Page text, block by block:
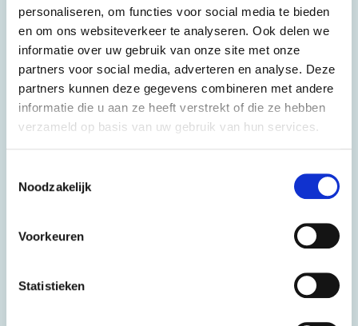
personaliseren, om functies voor social media te bieden
en om ons websiteverkeer te analyseren. Ook delen we
informatie over uw gebruik van onze site met onze
partners voor social media, adverteren en analyse. Deze
partners kunnen deze gegevens combineren met andere
informatie die u aan ze heeft verstrekt of die ze hebben
verzameld op basis van uw gebruik van hun services.
Noodzakelijk
Voorkeuren
Statistieken
Private cloud
Housing
Solutions
Kubernetes in a box
Remote Backup Target
Veeam SureBackup
Integrated Virtual Platform
VITO ICT Infrastructuur 2023
Klanten
Keeping up